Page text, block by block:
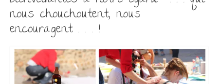
nous chouchoutent, nous
encouragent . . . !